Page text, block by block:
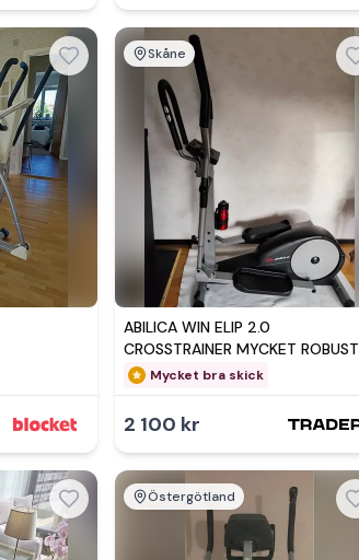
Skåne
ABILICA WIN ELIP 2.0
CROSSTRAINER MYCKET ROBUST
MYCKET MYCKET FINT SKICK
Mycket bra skick
2 100 kr
Östergötland